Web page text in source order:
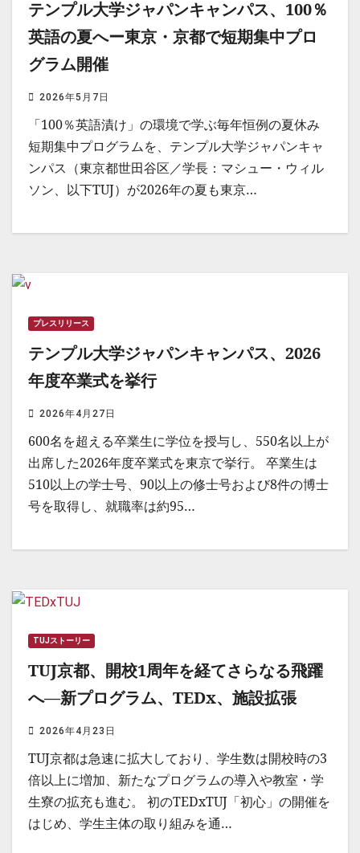
テンプル大学ジャパンキャンパス、100％
英語の夏へー東京・京都で短期集中プロ
グラム開催
2026年5月7日
「100％英語漬け」の環境で学ぶ毎年恒例の夏休み
短期集中プログラムを、テンプル大学ジャパンキャ
ンパス（東京都世田谷区／学長：マシュー・ウィル
ソン、以下TUJ）が2026年の夏も東京…
プレスリリース
テンプル大学ジャパンキャンパス、2026
年度卒業式を挙行
2026年4月27日
600名を超える卒業生に学位を授与し、550名以上が
出席した2026年度卒業式を東京で挙行。 卒業生は
510以上の学士号、90以上の修士号および8件の博士
号を取得し、就職率は約95…
TUJストーリー
TUJ京都、開校1周年を経てさらなる飛躍
へ––新プログラム、TEDx、施設拡張
2026年4月23日
TUJ京都は急速に拡大しており、学生数は開校時の3
倍以上に増加、新たなプログラムの導入や教室・学
生寮の拡充も進む。 初のTEDxTUJ「初心」の開催を
はじめ、学生主体の取り組みを通…